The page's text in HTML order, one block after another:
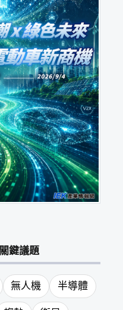
關鍵議題
無人機 半導體